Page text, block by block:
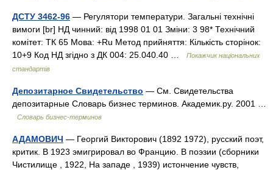
ДСТУ 3462-96 — Регулятори температури. Загальні технічні
вимоги [br] НД чинний: від 1998 01 01 Зміни: 3 98* Технічний
комітет: ТК 65 Мова: +Ru Метод прийняття: Кількість сторінок:
10+9 Код НД згідно з ДК 004: 25.040.40 …
Покажчик національних
стандартів
Депозитарное Свидетельство — См. Свидетельства
депозитарные Словарь бизнес терминов. Академик.ру. 2001 …
Словарь бизнес-терминов
АДАМОВИЧ — Георгий Викторович (1892 1972), русский поэт,
критик. В 1923 эмигрировал во Францию. В поэзии (сборники
Чистилище , 1922, На западе , 1939) истончение чувств,